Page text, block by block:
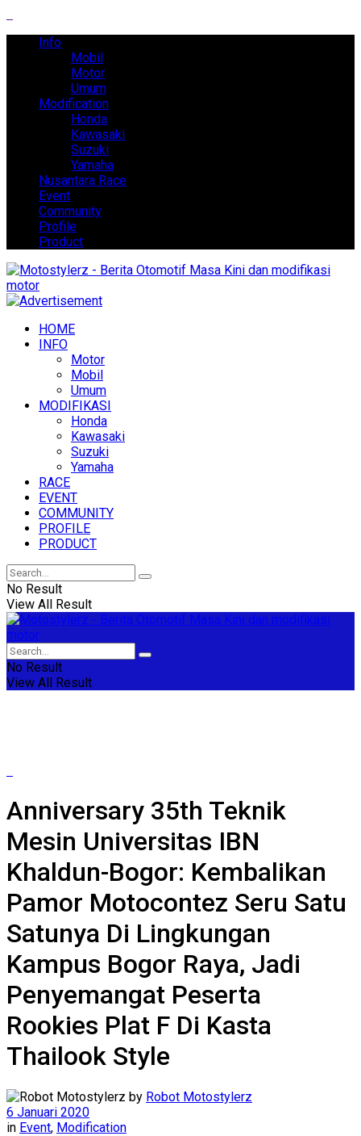
Info
Mobil
Motor
Umum
Modification
Honda
Kawasaki
Suzuki
Yamaha
Nusantara Race
Event
Community
Profile
Product
HOME
INFO
Motor
Mobil
Umum
MODIFIKASI
Honda
Kawasaki
Suzuki
Yamaha
RACE
EVENT
COMMUNITY
PROFILE
PRODUCT
No Result
View All Result
No Result
View All Result
Anniversary 35th Teknik
Mesin Universitas IBN
Khaldun-Bogor: Kembalikan
Pamor Motocontez Seru Satu
Satunya Di Lingkungan
Kampus Bogor Raya, Jadi
Penyemangat Peserta
Rookies Plat F Di Kasta
Thailook Style
by Robot Motostylerz
6 Januari 2020
in Event, Modification